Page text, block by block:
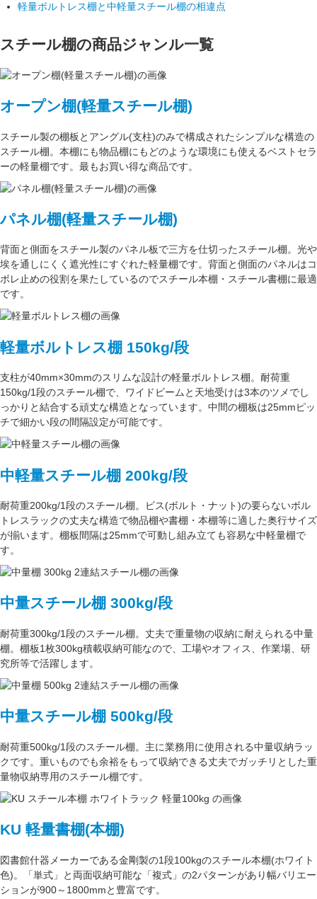
軽量ボルトレス棚と中軽量スチール棚の相違点
スチール棚の商品ジャンル一覧
オープン棚(軽量スチール棚)
スチール製の棚板 と アングル(支柱)のみで構成されたシンプルな構造の
スチール棚。本棚にも物品棚にもどのような環境にも使えるベストセラ
ーの軽量棚です。最もお買い得な商品です。
パネル棚(軽量スチール棚)
背面と側面をスチール製のパネル板で三方を仕切ったスチール棚。 光や
埃を通しにくく遮光性にすぐれた軽量棚です。背面と側面のパネルはコ
ボレ止めの役割を果たしているのでスチール本棚・スチール書棚に最適
です。
軽量ボルトレス棚 150kg/段
支柱が40mm×30mmのスリムな設計の軽量ボルトレス棚。 耐荷重
150kg/1段のスチール棚で、ワイドビームと天地受けは3本のツメでし
っかりと結合する頑丈な構造となっています。中間の棚板は25mmピッ
チで細かい段の間隔設定が可能です。
中軽量スチール棚 200kg/段
耐荷重200kg/1段のスチール棚。ビス(ボルト・ナット)の要らないボル
トレスラックの丈夫な構造で物品棚や書棚・本棚等に適した奥行サイズ
が揃います。 棚板間隔は25mmで可動し組み立ても容易な中軽量棚で
す。
中量スチール棚 300kg/段
耐荷重300kg/1段のスチール棚。丈夫で重量物の収納に耐えられる中量
棚。 棚板1枚300kg積載収納可能なので、工場やオフィス、作業場、研
究所等で活躍します。
中量スチール棚 500kg/段
耐荷重500kg/1段のスチール棚。主に業務用に使用される中量収納ラッ
クです。重いものでも余裕をもって収納できる丈夫でガッチリとした重
量物収納専用のスチール棚です。
KU 軽量書棚(本棚)
図書館什器メーカーである金剛製の1段100kgのスチール本棚(ホワイト
色)。
「単式」 と両面収納可能な 「複式」 の2パターンがあり幅バリエー
ションが900～1800mmと豊富です。